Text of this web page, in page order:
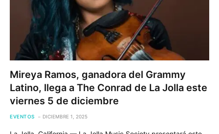
Mireya Ramos, ganadora del Grammy
Latino, llega a The Conrad de La Jolla este
viernes 5 de diciembre
EVENTOS DICIEMBRE 1, 2025